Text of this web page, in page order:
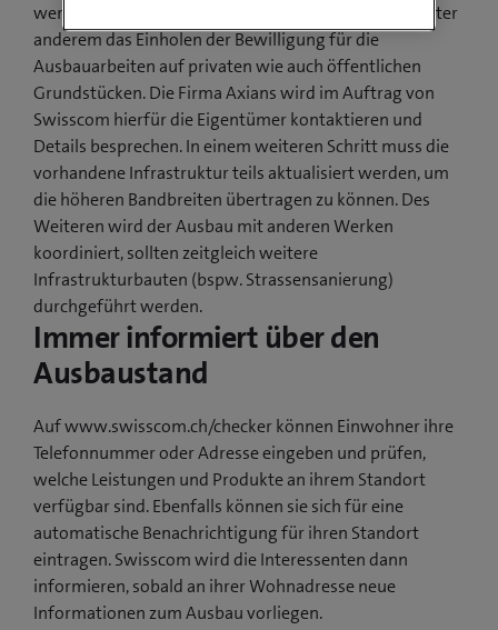
werden, sind noch Vorarbeiten nötig. Dazu gehört unter
anderem das Einholen der Bewilligung für die
Ausbauarbeiten auf privaten wie auch öffentlichen
Grundstücken. Die Firma Axians wird im Auftrag von
Swisscom hierfür die Eigentümer kontaktieren und
Details besprechen. In einem weiteren Schritt muss die
vorhandene Infrastruktur teils aktualisiert werden, um
die höheren Bandbreiten übertragen zu können. Des
Weiteren wird der Ausbau mit anderen Werken
koordiniert, sollten zeitgleich weitere
Infrastrukturbauten (bspw. Strassensanierung)
durchgeführt werden.
Immer informiert über den
Ausbaustand
Auf www.swisscom.ch/checker können Einwohner ihre
Telefonnummer oder Adresse eingeben und prüfen,
welche Leistungen und Produkte an ihrem Standort
verfügbar sind. Ebenfalls können sie sich für eine
automatische Benachrichtigung für ihren Standort
eintragen. Swisscom wird die Interessenten dann
informieren, sobald an ihrer Wohnadresse neue
Informationen zum Ausbau vorliegen.